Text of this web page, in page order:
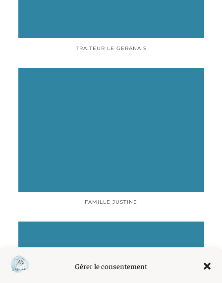
Gérer le consentement
TRAITEUR LE GERANAIS
FAMILLE JUSTINE